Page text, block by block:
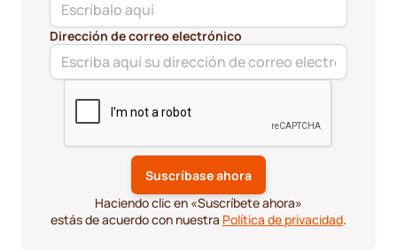
Dirección de correo electrónico
Haciendo clic en «Suscríbete ahora»
estás de acuerdo con nuestra Política de privacidad.